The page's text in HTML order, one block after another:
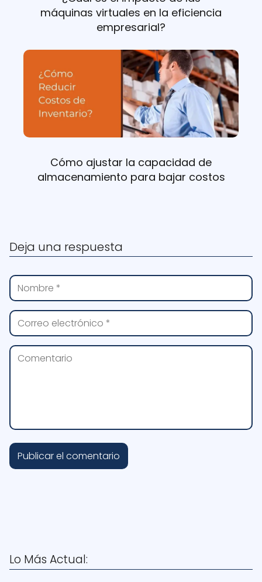
máquinas virtuales en la eficiencia
empresarial?
Cómo ajustar la capacidad de
almacenamiento para bajar costos
Deja una respuesta
Lo Más Actual: